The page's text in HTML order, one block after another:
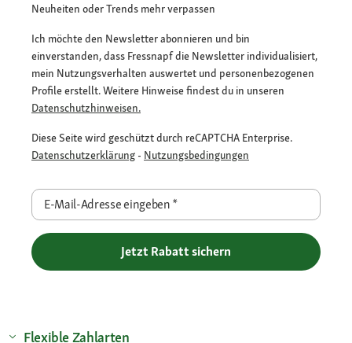
Neuheiten oder Trends mehr verpassen
Ich möchte den Newsletter abonnieren und bin
einverstanden, dass Fressnapf die Newsletter individualisiert,
mein Nutzungsverhalten auswertet und personenbezogenen
Profile erstellt. Weitere Hinweise findest du in unseren
Datenschutzhinweisen.
Diese Seite wird geschützt durch reCAPTCHA Enterprise.
Datenschutzerklärung - Nutzungsbedingungen
E-Mail-Adresse eingeben*
Jetzt Rabatt sichern
Flexible Zahlarten